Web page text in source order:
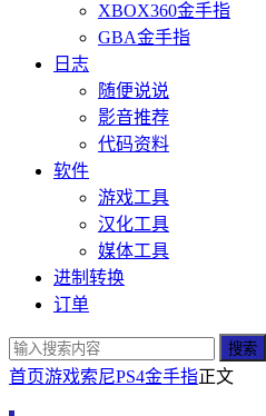
XBOX360金手指
GBA金手指
日志
随便说说
影音推荐
代码资料
软件
游戏工具
汉化工具
媒体工具
进制转换
订单
搜索
首页游戏索尼PS4金手指正文